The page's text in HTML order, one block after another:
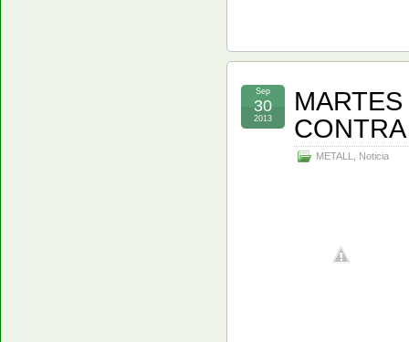
METALL Noticia
Sep
30
2013